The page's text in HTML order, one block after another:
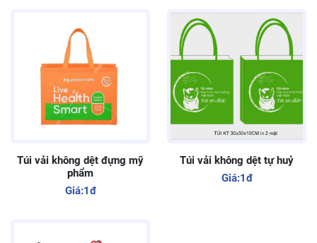
Túi vải không dệt đựng mỹ
phẩm
Giá:1đ
Túi vải không dệt tự huỷ
Giá:1đ